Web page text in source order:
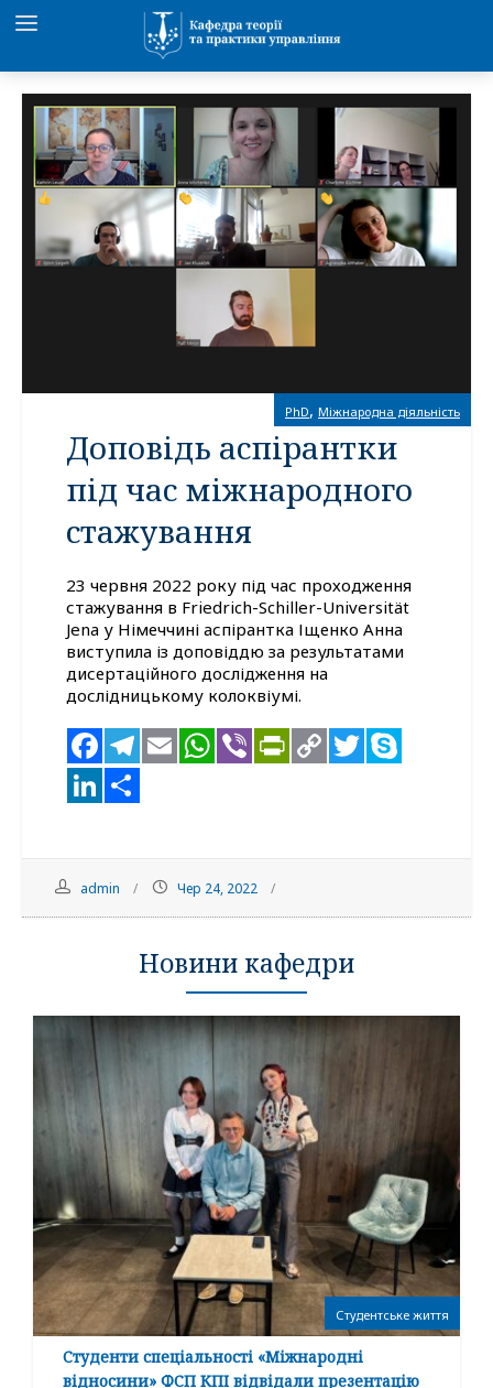
PhD, Міжнародна діяльність
Доповідь аспірантки
під час міжнародного
стажування
23 червня 2022 року під час проходження
стажування в Friedrich-Schiller-Universität
Jena у Німеччині аспірантка Іщенко Анна
виступила із доповіддю за результатами
дисертаційного дослідження на
дослідницькому колоквіумі.
Facebook
Telegram
Email
WhatsApp
ViberCopyTwitter
LinkedIn
admin Чер 24, 2022
Новини кафедри
Студентське життя
Студенти спеціальності «Міжнародні
відносини» ФСП КПІ відвідали презентацію